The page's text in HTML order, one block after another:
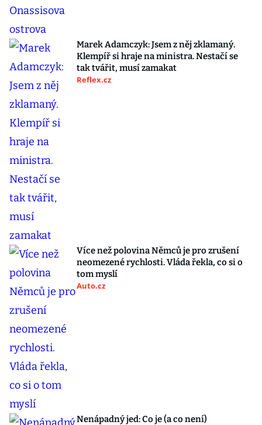
Marek Adamczyk: Jsem z něj zklamaný.
Klempíř si hraje na ministra. Nestačí se
tak tvářit, musí zamakat
Reflex.cz
Více než polovina Němců je pro zrušení
neomezené rychlosti. Vláda řekla, co si o
tom myslí
Auto.cz
Nenápadný jed: Co je (a co není)